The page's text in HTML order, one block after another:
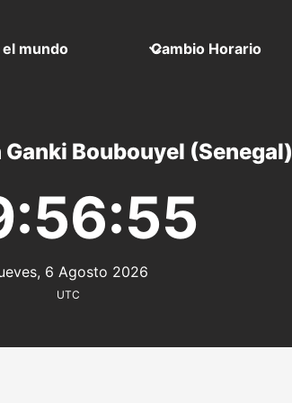
el mundo Cambio Horario
Boubouyel (Senegal)
6 Agosto 2026
UTC